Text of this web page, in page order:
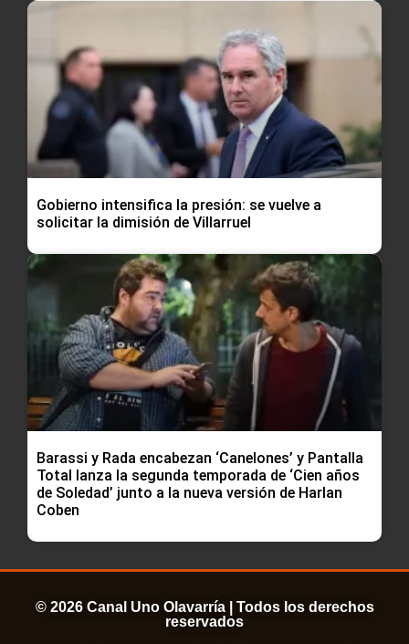
Gobierno intensifica la presión: se vuelve a
solicitar la dimisión de Villarruel
Barassi y Rada encabezan ‘Canelones’ y Pantalla
Total lanza la segunda temporada de ‘Cien años
de Soledad’ junto a la nueva versión de Harlan
Coben
© 2026 Canal Uno Olavarría | Todos los derechos
reservados